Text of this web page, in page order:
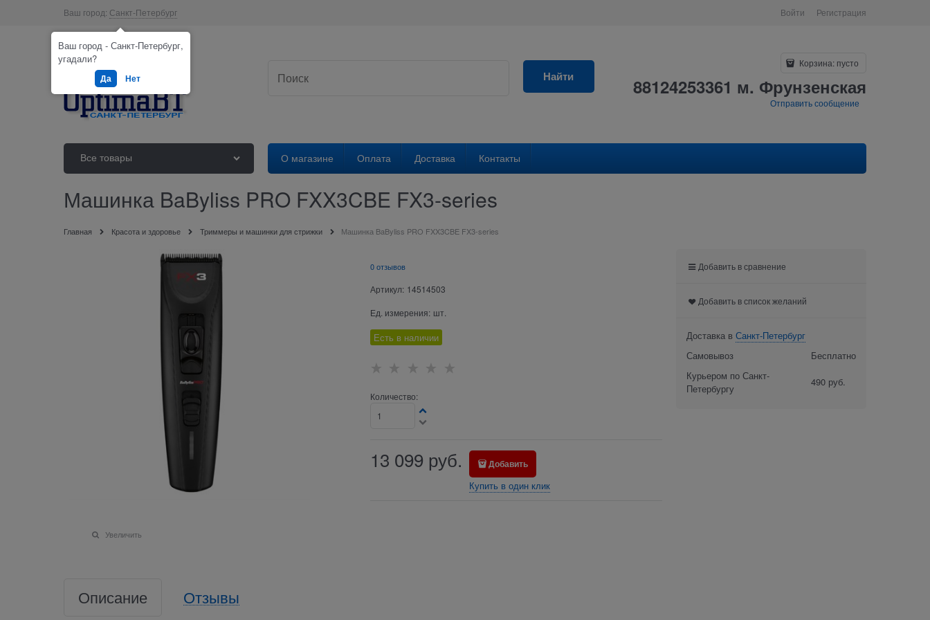
Ваш город: Санкт-Петербург Войти Регистрация
Найти
Корзина: пусто
88124253361 м. Фрунзенская
Отправить сообщение
Все товары О магазине Оплата Доставка Контакты
Машинка BaByliss PRO FXX3CBE FX3-series
Главная Красота и здоровье Триммеры и машинки для стрижки Машинка BaByliss PRO FXX3CBE FX3-series
Увеличить
0 отзывов
Артикул: 14514503
Ед. измерения: шт.
Есть в наличии
Количество:
13 099 руб. Добавить
Купить в один клик
Описание Отзывы
Добавить в сравнение
Добавить в список желаний
Доставка в Санкт-Петербург
Самовывоз
Бесплатно
Курьером по Санкт-
Петербургу
490 руб.
Ваш город - Санкт-Петербург,
угадали?
Да Нет